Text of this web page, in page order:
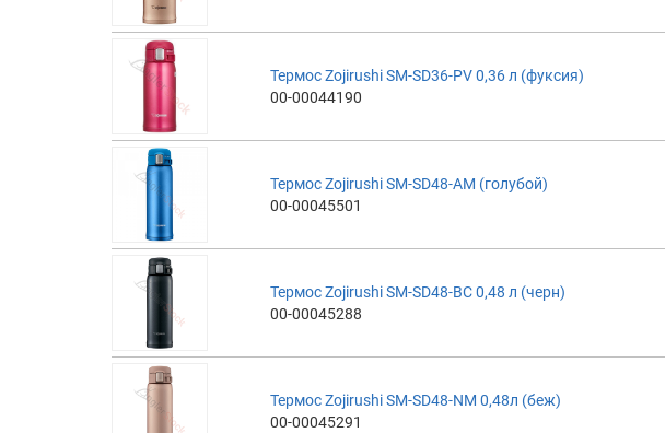
Термос Zojirushi SM-SD36-PV 0,36 л (фуксия)
00-00044190
Термос Zojirushi SM-SD48-AM (голубой)
00-00045501
Термос Zojirushi SM-SD48-BC 0,48 л (черн)
00-00045288
Термос Zojirushi SM-SD48-NM 0,48л (беж)
00-00045291